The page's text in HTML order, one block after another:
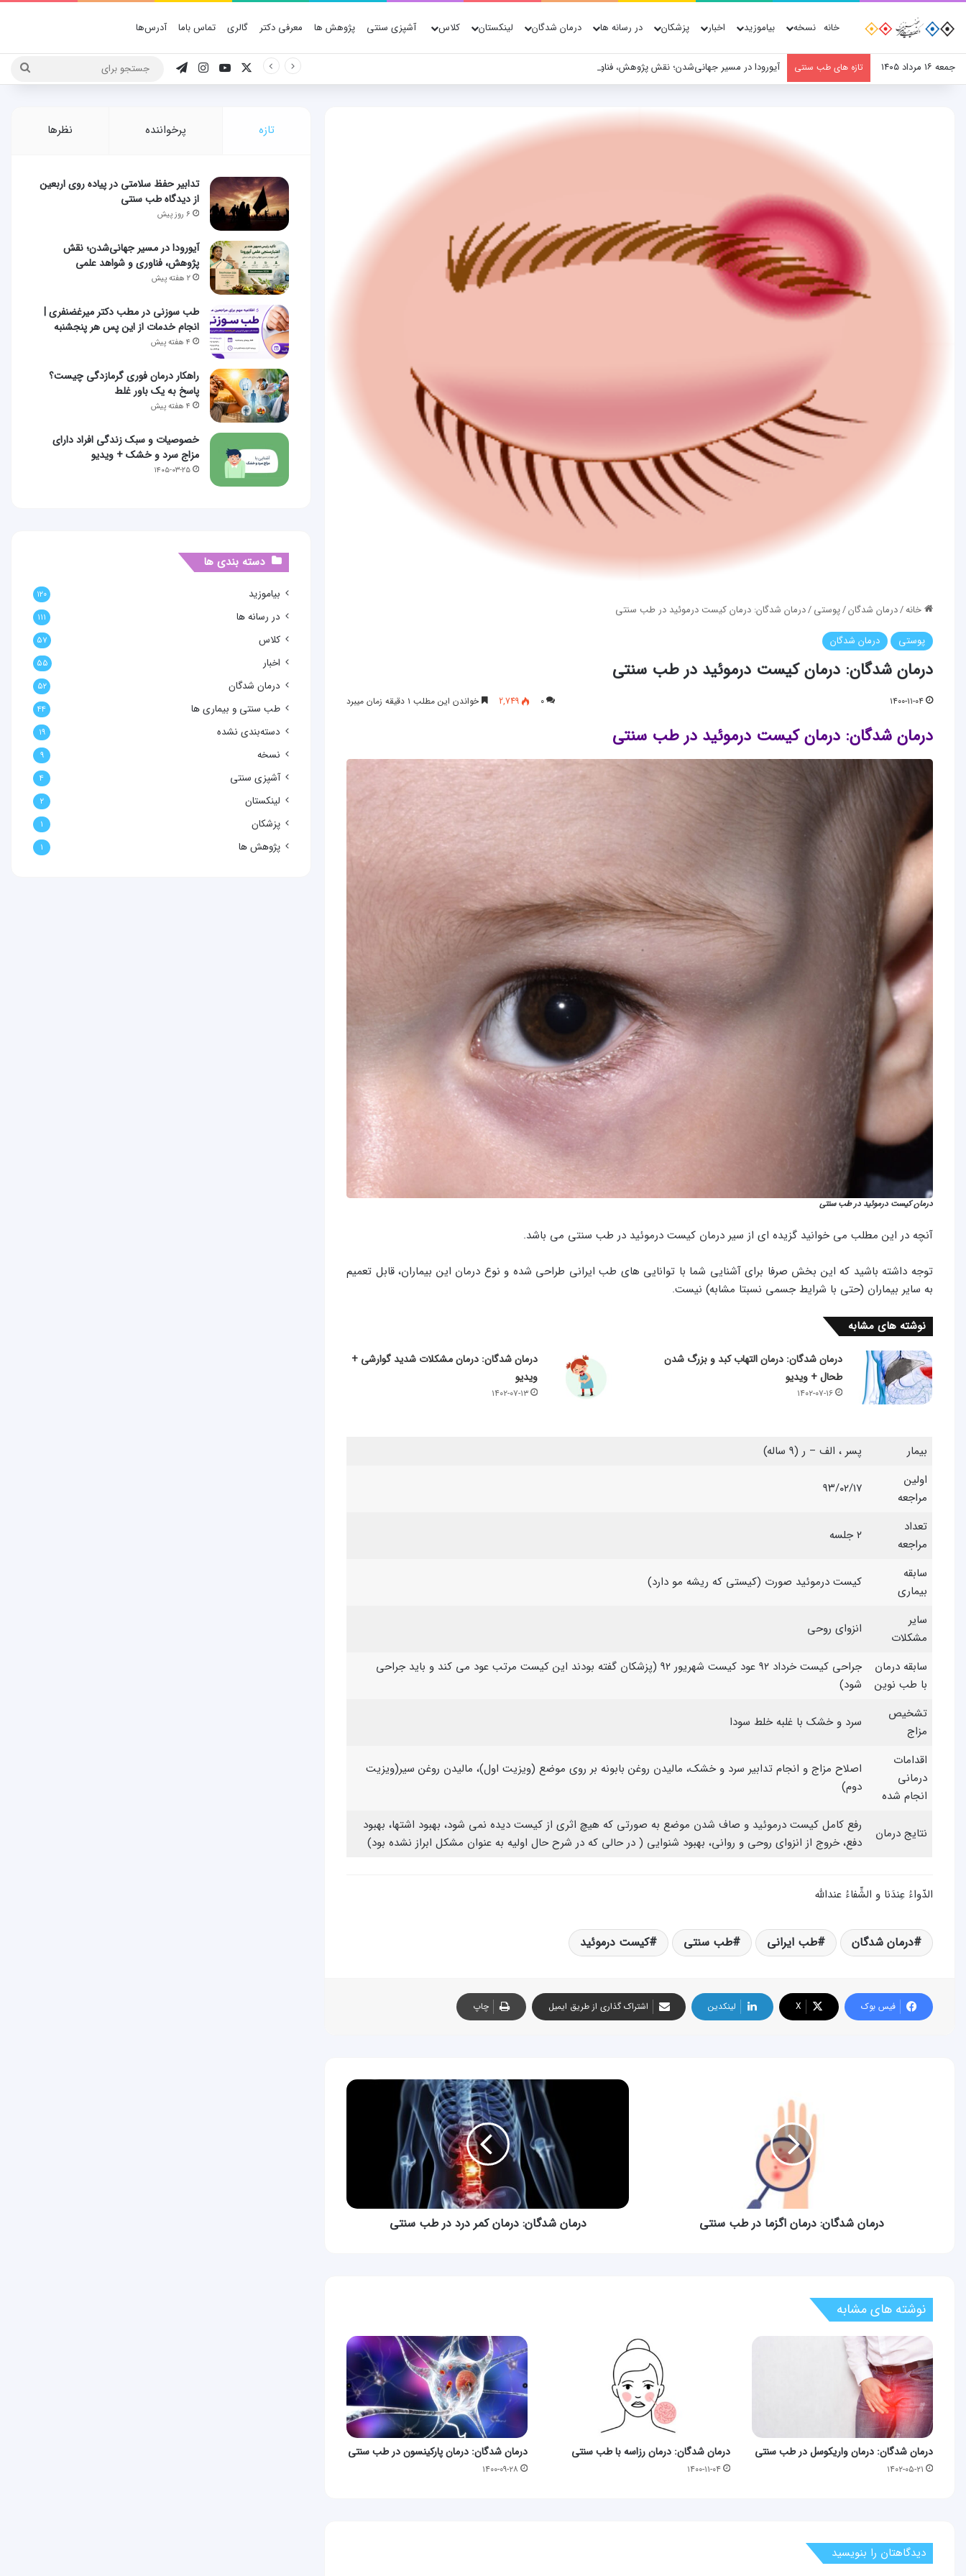
خانه نسخه بیاموزید اخبار پزشکان در رسانه ها درمان شدگان لینکستان کلاس آشپزی سنتی پژوهش ها معرفی دکتر گالری تماس باما آدرس‌ها
جمعه ۱۶ مرداد ۱۴۰۵ تازه های طب سنتی آیورودا در مسیر جهانی‌شدن؛ نقش پژوهش، فناوری و شواهد علمی یوتیوباینستاگرام
تلگرام
خانه/درمان شدگان/پوستی/درمان شدگان: درمان کیست درموئید در طب سنتی
پوستی درمان شدگان
درمان شدگان: درمان کیست درموئید در طب سنتی
۱۴۰۰-۱۱-۰۴ ۰ 2,749 خواندن این مطلب ۱ دقیقه زمان میبرد
درمان شدگان: درمان کیست درموئید در طب سنتی
درمان کیست درموئید در طب سنتی
آنچه در این مطلب می خوانید گزیده ای از سیر درمان کیست درموئید در طب سنتی می باشد.
توجه داشته باشید که این بخش صرفا برای آشنایی شما با توانایی های طب ایرانی طراحی شده و نوع درمان این بیماران، قابل تعمیم
به سایر بیماران (حتی با شرایط جسمی نسبتا مشابه) نیست.
نوشته های مشابه
درمان شدگان: درمان التهاب کبد و بزرگ شدن
طحال + ویدیو
۱۴۰۲-۰۷-۱۶
درمان شدگان: درمان مشکلات شدید گوارشی +
ویدیو
۱۴۰۲-۰۷-۱۳
بیمار
پسر ، الف – ر (۹ ساله)
اولین
مراجعه
۹۳/۰۲/۱۷
تعداد
مراجعه
۲ جلسه
سابقه
بیماری
كیست درموئید صورت (كیستی كه ریشه مو دارد)
سایر
مشکلات
انزوای روحی
سابقه درمان
با طب نوین
جراحی كیست خرداد ۹۲ عود كیست شهریور ۹۲ (پزشكان گفته بودند این كیست مرتب عود می كند و باید جراحی
شود)
تشخیص
مزاج
سرد و خشك با غلبه خلط سودا
اقدامات
درمانی
انجام شده
اصلاح مزاج و انجام تدابیر سرد و خشك، مالیدن روغن بابونه بر روی موضع (ویزیت اول)، مالیدن روغن سیر(ویزیت
دوم)
نتایج درمان
رفع كامل كیست درموئید و صاف شدن موضع به صورتی كه هیچ اثری از كیست دیده نمی شود، بهبود اشتها، بهبود
دفع، خروج از انزوای روحی و روانی، بهبود شنوایی ( در حالی كه در شرح حال اولیه به عنوان مشكل ابراز نشده بود)
الدّواءُ عِندَنا و الشِّفاءُ عندالله
درمان شدگان طب ایرانی طب سنتی کیست درموئید
فیس بوک X لینکدین اشتراک گذاری از طریق ایمیل چاپ
درمان شدگان: درمان اگزما در طب سنتی
درمان
درمان شدگان: درمان کمر درد در طب سنتی
نوشته های مشابه
درمان شدگان: درمان واریکوسل در طب سنتی
۱۴۰۲-۰۵-۲۱
درمان شدگان: درمان رزاسه با طب سنتی
۱۴۰۰-۱۱-۰۴
درمان شدگان: درمان پارکینسون در طب سنتی
۱۴۰۰-۰۹-۲۸
دیدگاهتان را بنویسید
تازه پرخواننده نظرها
تدابیر حفظ سلامتی در پیاده روی اربعین
از دیدگاه طب سنتی
۶ روز پیش
آیورودا در مسیر جهانی‌شدن؛ نقش
پژوهش، فناوری و شواهد علمی
۲ هفته پیش
طب سوزنی در مطب دکتر میرغضنفری |
انجام خدمات از این پس هر پنجشنبه
۴ هفته پیش
راهکار درمان فوری گرمازدگی چیست؟
پاسخ به یک باور غلط
۴ هفته پیش
خصوصیات و سبک زندگی افراد دارای
مزاج سرد و خشک + ویدیو
۱۴۰۵-۰۳-۲۵
دسته بندی ها
بیاموزید ۱۲۰
در رسانه ها ۱۱۱
کلاس ۵۷
اخبار ۵۵
درمان شدگان ۵۲
طب سنتی و بیماری ها ۴۴
دسته‌بندی نشده ۱۹
نسخه ۹
آشپزی سنتی ۴
لینکستان ۲
پزشکان ۱
پژوهش ها ۱